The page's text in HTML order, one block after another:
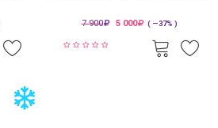
7 900 5 000 ( —37% )